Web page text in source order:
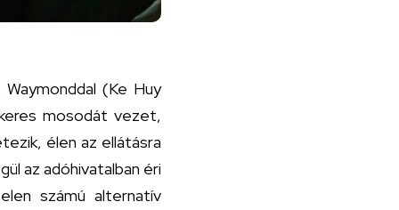
(Ke Huy
mosodát vezet,
élen az ellátásra
az adóhivatalban éri
számú alternatív